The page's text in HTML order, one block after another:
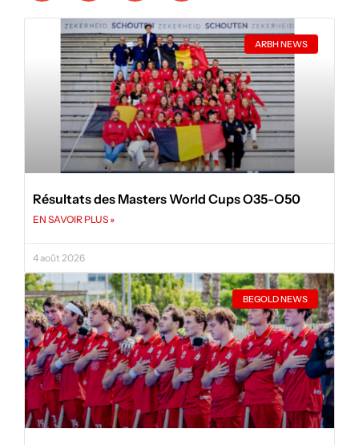
ARBH NEWS
Résultats des Masters World Cups O35-O50
EN SAVOIR PLUS »
4 août 2026
BEGOLD NEWS